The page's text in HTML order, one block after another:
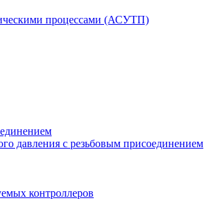
процессами (АСУТП)
давления с резьбовым присоединением
контроллеров